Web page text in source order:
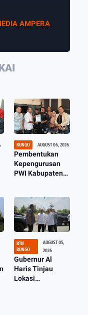
AMPERA
BUNGO AUGUST 06, 2026
Pembentukan
Kepengurusan
PWI Kabupaten
Arief Budhiman
Sudrajat
BTN
BUNGO
AUGUST 05,
2026
Gubernur Al
Haris Tinjau
Lokasi